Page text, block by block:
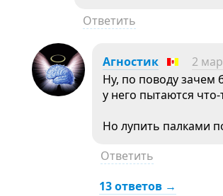
Ответить
Агностик 2
Ну, по поводу зачем
у него пытаются что-
Но лупить палками
Ответить
13 ответов →